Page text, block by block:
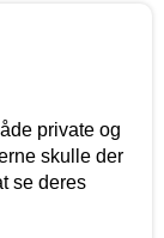
private og
skulle der
se deres